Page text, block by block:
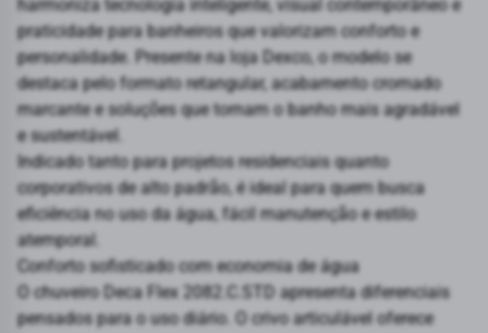
harmoniza tecnologia inteligente, visual contemporâneo e
praticidade para banheiros que valorizam conforto e
personalidade. Presente na loja Dexco, o modelo se
destaca pelo formato retangular, acabamento cromado
marcante e soluções que tornam o banho mais agradável
e sustentável.
Indicado tanto para projetos residenciais quanto
corporativos de alto padrão, é ideal para quem busca
eficiência no uso da água, fácil manutenção e estilo
atemporal.
Conforto sofisticado com economia de água
O chuveiro Deca Flex 2082.C.STD apresenta diferenciais
pensados para o uso diário. O crivo articulável oferece